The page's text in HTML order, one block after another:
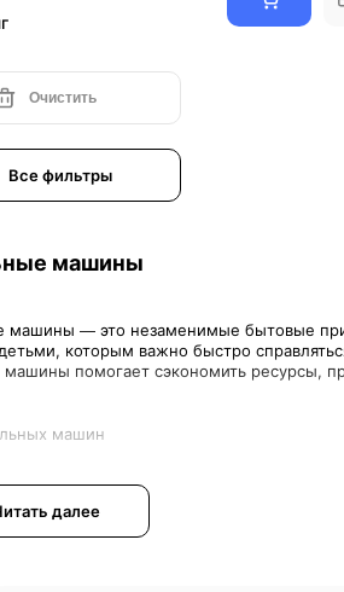
Очистить
Все фильтры
машины
машины — это незаменимые бытовые
которым важно быстро
далее